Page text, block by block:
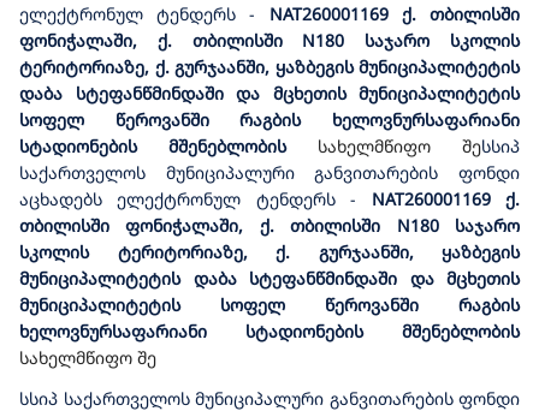
ელექტრონულ ტენდერს- NAT260001169 ქ. თბილისში
ფონიჭალაში, ქ. თბილისში N180 საჯარო სკოლის
ტერიტორიაზე, ქ. გურჯაანში, ყაზბეგის მუნიციპალიტეტის
დაბა სტეფანწმინდაში და მცხეთის მუნიციპალიტეტის
სოფელ წეროვანში რაგბის ხელოვნურსაფარიანი
სტადიონების მშენებლობის სახელმწიფო შესსიპ
საქართველოს მუნიციპალური განვითარების ფონდი
აცხადებს ელექტრონულ ტენდერს- NAT260001169ქ.
თბილისში ფონიჭალაში, ქ. თბილისში N180 საჯარო
სკოლის ტერიტორიაზე, ქ. გურჯაანში, ყაზბეგის
მუნიციპალიტეტის დაბა სტეფანწმინდაში და მცხეთის
მუნიციპალიტეტის სოფელ წეროვანში რაგბის
ხელოვნურსაფარიანი სტადიონების მშენებლობის
სახელმწიფო შე
სსიპ საქართველოს მუნიციპალური განვითარების ფონდი